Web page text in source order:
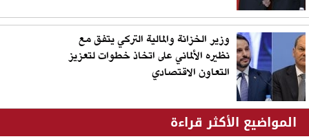
وزير الخزانة والمالية التركي يتفق مع
نظيره الألماني على اتخاذ خطوات لتعزيز
التعاون الاقتصادي
المواضيع الأكثر قراءة